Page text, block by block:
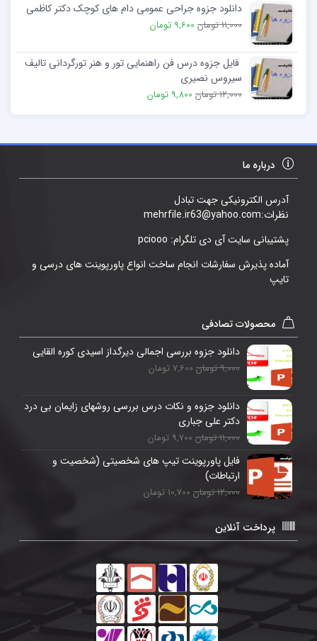
دانلود جزوه جراحی عمومی دام های کوچک دکتر کاظمی
11,000 تومان 9,600 تومان
فایل جزوه درس فن راهنمایی تور و هنر تورگردانی تالیف
سیروس نصیری
12,000 تومان 9,800 تومان
درباره ما
آدرس الکترونیکی جهت تبادل
نظرات:mehrfile.ir63@yahoo.com
پشتیبانی سایت آی دی تلگرام: pciooo
آماده پذیرش سفارشات انجام ساخت انواع پاورپوینت های درسی و
تایپ
محصولات تصادفی
دانلود جزوه بررسی اجمالی دیرگداز اسیدی کوره القایی
9,000 تومان 7,600 تومان
دانلود جزوه و نکات درس بررسی روشهای زایمان بی درد
دکتر علی جباری
11,000 تومان 9,700 تومان
فایل پاورپوینت تیپ های شخصیتی (شخصیت و
ارتباطات)
12,000 تومان 10,700 تومان
پرداخت آنلاین